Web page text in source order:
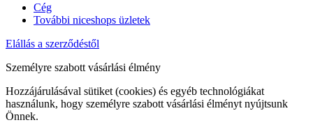
Cég
További niceshops üzletek
Elállás a szerződéstől
Személyre szabott vásárlási élmény
Hozzájárulásával sütiket (cookies) és egyéb technológiákat
használunk, hogy személyre szabott vásárlási élményt nyújtsunk
Önnek.